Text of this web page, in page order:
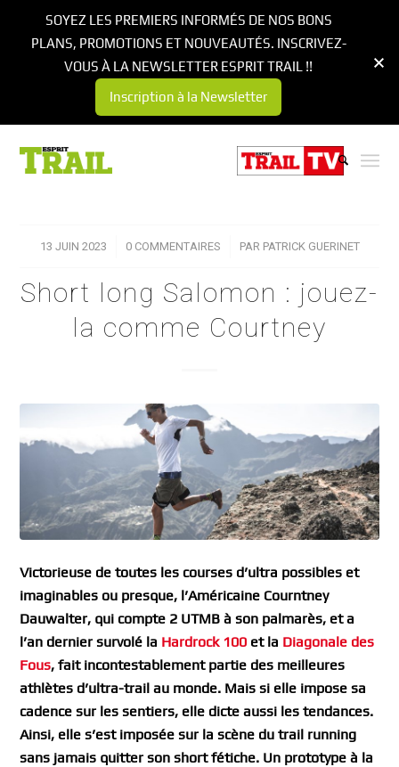
13 JUIN 2023
/ 0 COMMENTAIRES
/ PAR PATRICK GUERINET
Short long Salomon : jouez-
la comme Courtney
Victorieuse de toutes les courses d’ultra possibles et
imaginables ou presque, l’Américaine Courntney
Dauwalter, qui compte 2 UTMB à son palmarès, et a
l’an dernier survolé la Hardrock 100 et la Diagonale des
Fous, fait incontestablement partie des meilleures
athlètes d’ultra-trail au monde. Mais si elle impose sa
cadence sur les sentiers, elle dicte aussi les tendances.
Ainsi, elle s’est imposée sur la scène du trail running
sans jamais quitter son short fétiche. Un prototype à la
SOYEZ LES PREMIERS INFORMÉS DE NOS BONS
PLANS, PROMOTIONS ET NOUVEAUTÉS. INSCRIVEZ-
VOUS À LA NEWSLETTER ESPRIT TRAIL !!
Inscription à la Newsletter